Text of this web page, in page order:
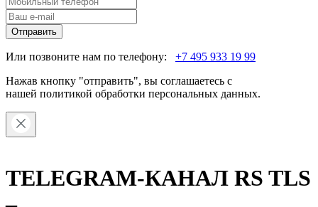
Отправить
Или позвоните нам по телефону: +7 495 933 19 99
Нажав кнопку "отправить", вы соглашаетесь с
нашей политикой обработки персональных данных.
TELEGRAM-КАНАЛ RS TLS